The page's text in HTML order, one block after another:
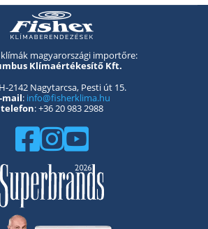
klímák magyarországi importőre:
Klímaértékesítő Kft.
H-2142 Nagytarcsa, Pesti út 15.
mail: info@fisherklima.hu
telefon: +36 20 983 2988